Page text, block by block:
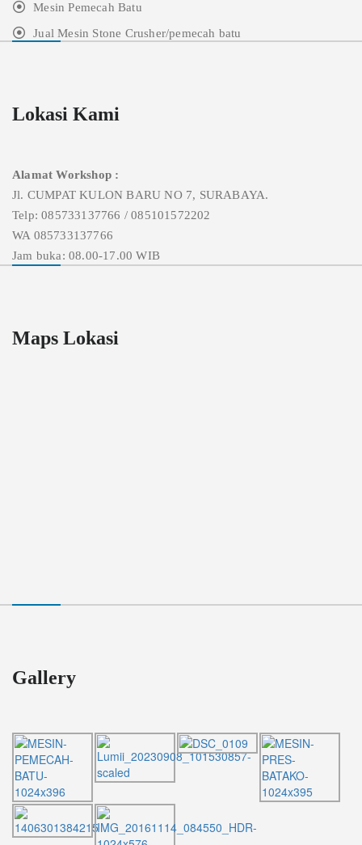
Mesin Pemecah Batu
Jual Mesin Stone Crusher/pemecah batu
Lokasi Kami
Alamat Workshop :
Jl. CUMPAT KULON BARU NO 7, SURABAYA.
Telp: 085733137766 / 085101572202
WA 085733137766
Jam buka: 08.00-17.00 WIB
Maps Lokasi
Gallery